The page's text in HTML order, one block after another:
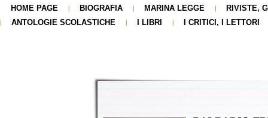
HOME PAGE BIOGRAFIA MARINA LEGGE
RIVISTE,
ANTOLOGIE SCOLASTICHE
I LIBRI I CRITICI, I LETTORI